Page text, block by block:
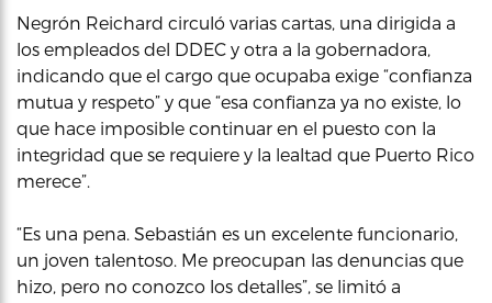
Negrón Reichard circuló varias cartas, una dirigida a
los empleados del DDEC y otra a la gobernadora,
indicando que el cargo que ocupaba exige “confianza
mutua y respeto” y que “esa confianza ya no existe, lo
que hace imposible continuar en el puesto con la
integridad que se requiere y la lealtad que Puerto Rico
merece”.
“Es una pena. Sebastián es un excelente funcionario,
un joven talentoso. Me preocupan las denuncias que
hizo, pero no conozco los detalles”, se limitó a